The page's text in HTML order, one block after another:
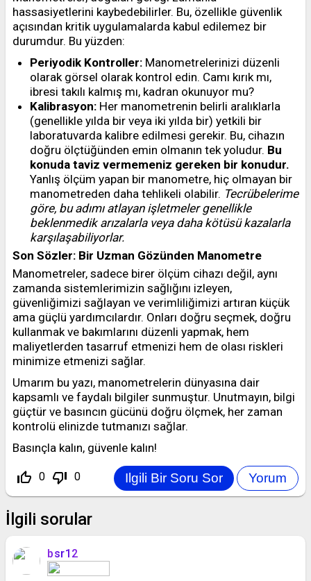
hassasiyetlerini kaybedebilirler. Bu, özellikle güvenlik
açısından kritik uygulamalarda kabul edilemez bir
durumdur. Bu yüzden:
Periyodik Kontroller: Manometrelerinizi düzenli
olarak görsel olarak kontrol edin. Camı kırık mı,
ibresi takılı kalmış mı, kadran okunuyor mu?
Kalibrasyon: Her manometrenin belirli aralıklarla
(genellikle yılda bir veya iki yılda bir) yetkili bir
laboratuvarda kalibre edilmesi gerekir. Bu, cihazın
doğru ölçtüğünden emin olmanın tek yoludur. Bu
konuda taviz vermemeniz gereken bir konudur.
Yanlış ölçüm yapan bir manometre, hiç olmayan bir
manometreden daha tehlikeli olabilir. Tecrübelerime
göre, bu adımı atlayan işletmeler genellikle
beklenmedik arızalarla veya daha kötüsü kazalarla
karşılaşabiliyorlar.
Son Sözler: Bir Uzman Gözünden Manometre
Manometreler, sadece birer ölçüm cihazı değil, aynı
zamanda sistemlerimizin sağlığını izleyen,
güvenliğimizi sağlayan ve verimliliğimizi artıran küçük
ama güçlü yardımcılardır. Onları doğru seçmek, doğru
kullanmak ve bakımlarını düzenli yapmak, hem
maliyetlerden tasarruf etmenizi hem de olası riskleri
minimize etmenizi sağlar.
Umarım bu yazı, manometrelerin dünyasına dair
kapsamlı ve faydalı bilgiler sunmuştur. Unutmayın, bilgi
güçtür ve basıncın gücünü doğru ölçmek, her zaman
kontrolü elinizde tutmanızı sağlar.
Basınçla kalın, güvenle kalın!
thumb_up_off_alt 0 thumb_down_off_alt 0
İlgili sorular
bsr12